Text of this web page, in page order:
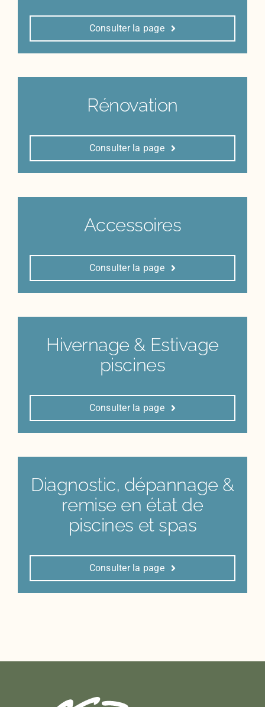
Consulter la page
Rénovation
Consulter la page
Accessoires
Consulter la page
Hivernage & Estivage
piscines
Consulter la page
Diagnostic, dépannage &
remise en état de
piscines et spas
Consulter la page